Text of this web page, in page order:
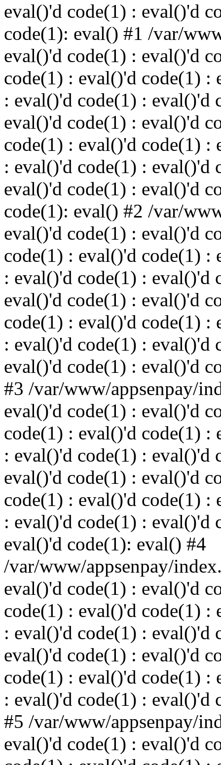
eval()'d code(1) : eval()'d
code(1): eval() #1 /var/
eval()'d code(1) : eval()'d
code(1) : eval()'d code(1) :
: eval()'d code(1) : eval()'d
eval()'d code(1) : eval()'d
code(1) : eval()'d code(1) :
: eval()'d code(1) : eval()'d
eval()'d code(1) : eval()'d
code(1): eval() #2 /var/
eval()'d code(1) : eval()'d
code(1) : eval()'d code(1) :
: eval()'d code(1) : eval()'d
eval()'d code(1) : eval()'d
code(1) : eval()'d code(1) :
: eval()'d code(1) : eval()'d
eval()'d code(1) : eval()'d
#3 /var/www/appsenpay/
eval()'d code(1) : eval()'d
code(1) : eval()'d code(1) :
: eval()'d code(1) : eval()'d
eval()'d code(1) : eval()'d
code(1) : eval()'d code(1) :
: eval()'d code(1) : eval()'d
eval()'d code(1): eval() #4
/var/www/appsenpay/
eval()'d code(1) : eval()'d
code(1) : eval()'d code(1) :
: eval()'d code(1) : eval()'d
eval()'d code(1) : eval()'d
code(1) : eval()'d code(1) :
: eval()'d code(1) : eval()'d
#5 /var/www/appsenpay/
eval()'d code(1) : eval()'d